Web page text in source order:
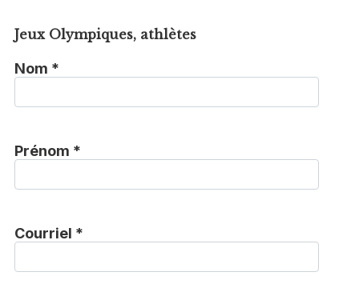
Jeux Olympiques, athlètes
Nom *
Prénom *
Courriel *